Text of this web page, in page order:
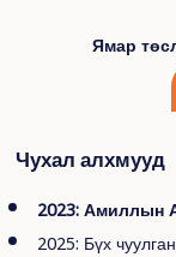
Ямар
Чухал алхмууд
2023: Амиллын
2025: Бүх